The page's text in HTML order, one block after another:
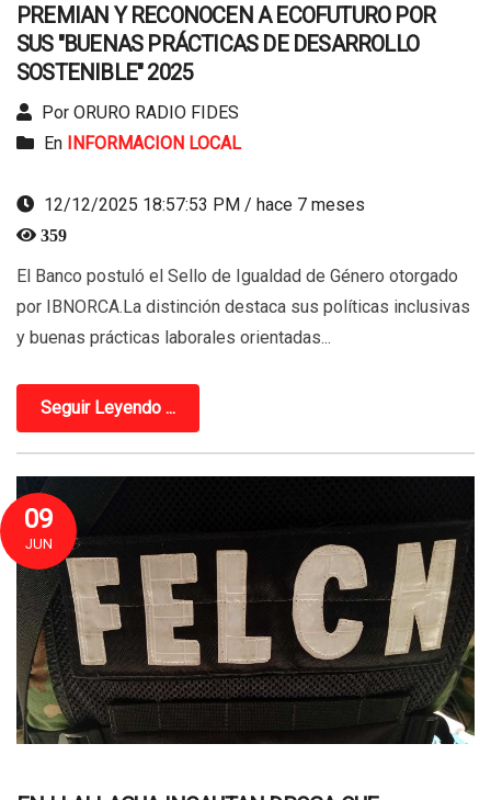
PREMIAN Y RECONOCEN A ECOFUTURO POR
SUS "BUENAS PRÁCTICAS DE DESARROLLO
SOSTENIBLE" 2025
Por ORURO RADIO FIDES
En
INFORMACION LOCAL
12/12/2025 18:57:53 PM / hace 7 meses
359
El Banco postuló el Sello de Igualdad de Género otorgado
por IBNORCA.La distinción destaca sus políticas inclusivas
y buenas prácticas laborales orientadas...
Seguir Leyendo ...
09
JUN